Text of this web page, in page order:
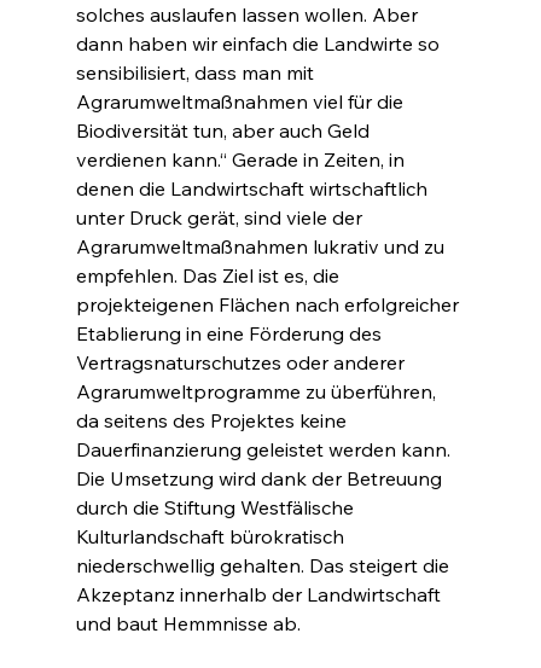
solches auslaufen lassen wollen. Aber
dann haben wir einfach die Landwirte so
sensibilisiert, dass man mit
Agrarumweltmaßnahmen viel für die
Biodiversität tun, aber auch Geld
verdienen kann.“ Gerade in Zeiten, in
denen die Landwirtschaft wirtschaftlich
unter Druck gerät, sind viele der
Agrarumweltmaßnahmen lukrativ und zu
empfehlen. Das Ziel ist es, die
projekteigenen Flächen nach erfolgreicher
Etablierung in eine Förderung des
Vertragsnaturschutzes oder anderer
Agrarumweltprogramme zu überführen,
da seitens des Projektes keine
Dauerfinanzierung geleistet werden kann.
Die Umsetzung wird dank der Betreuung
durch die Stiftung Westfälische
Kulturlandschaft bürokratisch
niederschwellig gehalten. Das steigert die
Akzeptanz innerhalb der Landwirtschaft
und baut Hemmnisse ab.